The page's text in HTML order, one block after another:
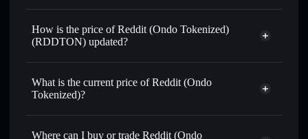
How is the price of Reddit (Ondo Tokenized)
(RDDTON) updated?
Reddit (Ondo Tokenized)
What is the current price of Reddit (Ondo
Tokenized)?
Reddit (Ondo Tokenized)
$153.480
Where can I buy or trade Reddit (Ondo